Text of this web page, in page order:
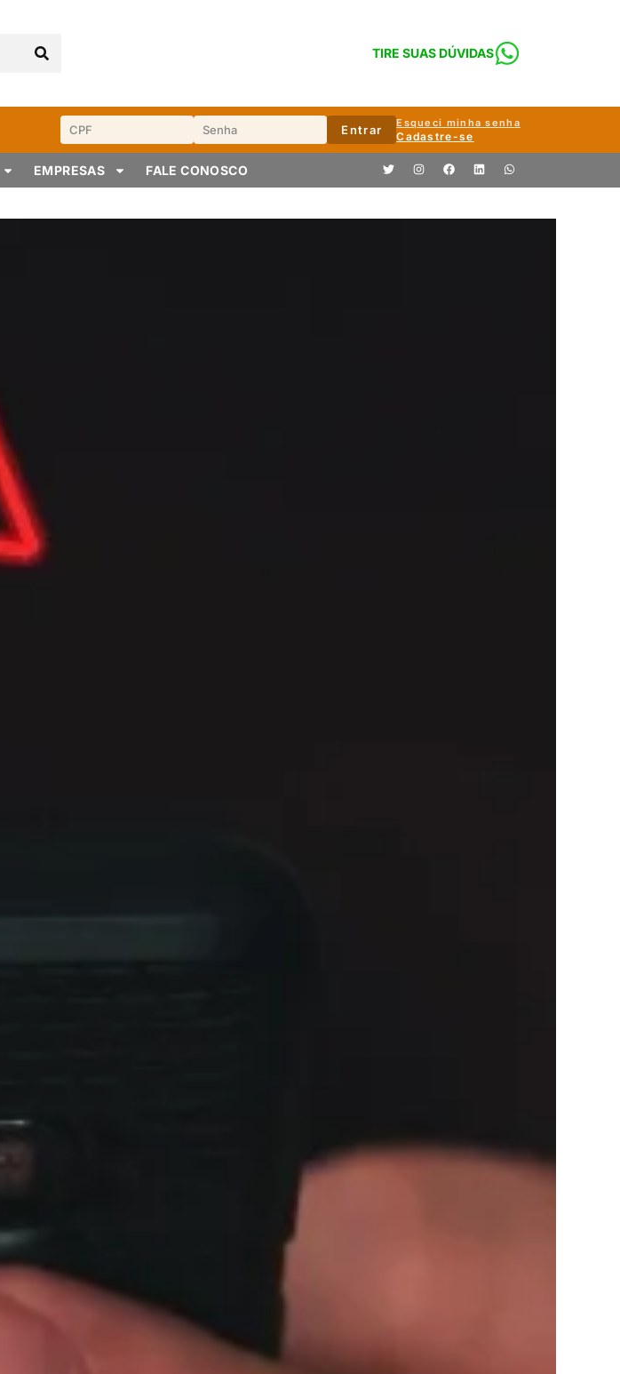
TIRE SUAS DÚVIDAS
Entrar Esqueci minha senha
Cadastre-se
EMPRESAS FALE CONOSCO